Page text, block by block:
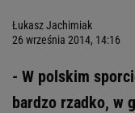
Łukasz Jachimiak
26 września 2014, 14:16
- W polskim
bardzo rzadko, w